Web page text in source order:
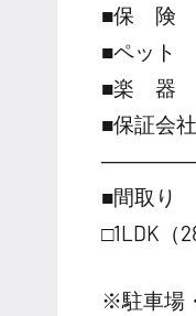
■保 険
■ペッ
■楽
■保証
■間取り
□1LDK（
※駐車場